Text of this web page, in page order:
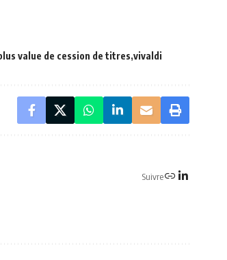
value de cession de titres vivaldi
Suivre